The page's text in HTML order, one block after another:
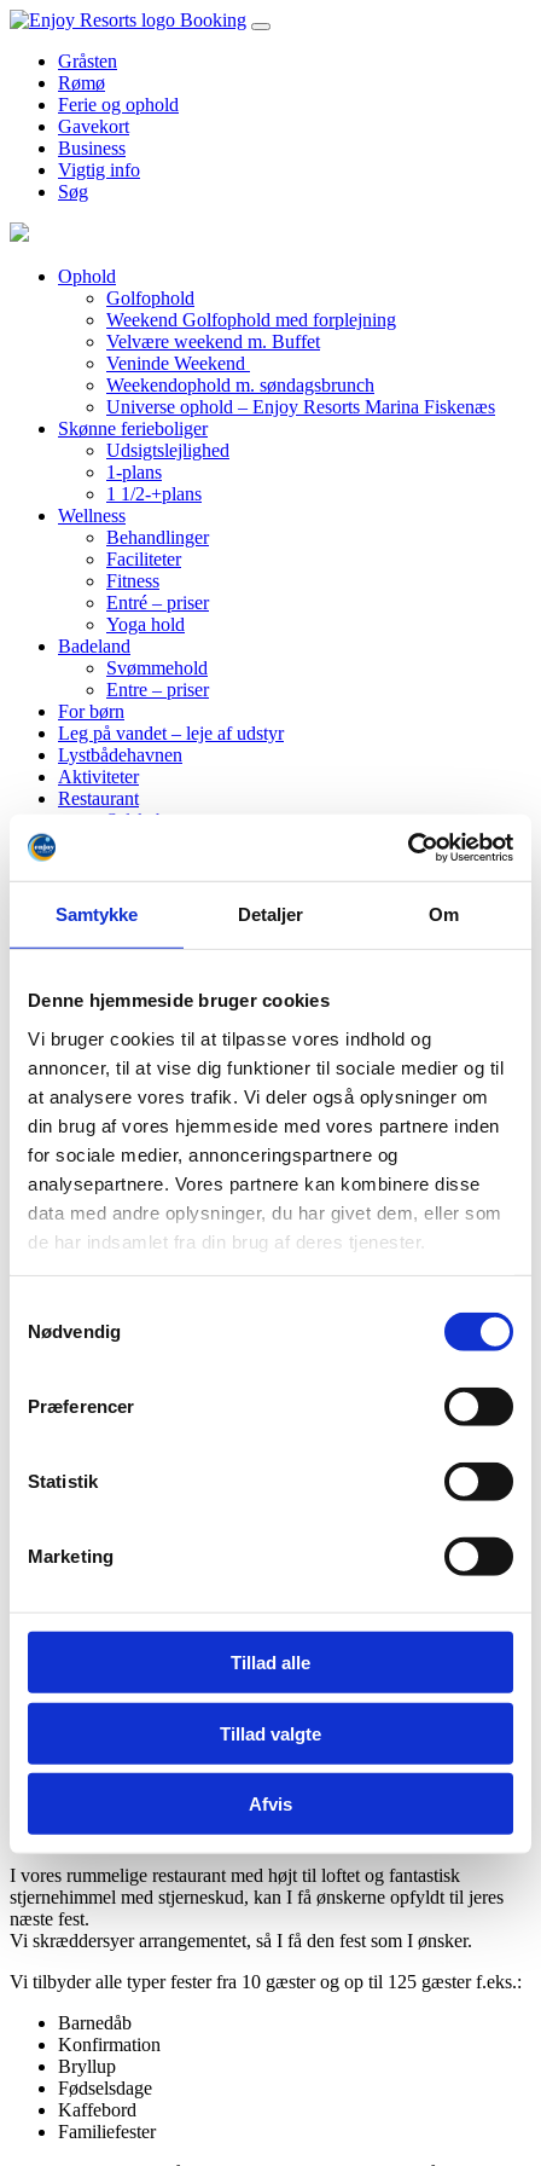
Samtykke Detaljer Om
Denne hjemmeside bruger cookies
Vi bruger cookies til at tilpasse vores indhold og
annoncer, til at vise dig funktioner til sociale medier og til
at analysere vores trafik. Vi deler også oplysninger om
din brug af vores hjemmeside med vores partnere inden
for sociale medier, annonceringspartnere og
analysepartnere. Vores partnere kan kombinere disse
data med andre oplysninger, du har givet dem, eller som
de har indsamlet fra din brug af deres tjenester.
Nødvendig
Præferencer
Statistik
Marketing
Tillad alle
Tillad valgte
Afvis
Booking
Gråsten
Rømø
Ferie og ophold
Gavekort
Business
Vigtig info
Søg
Ophold
Golfophold
Weekend Golfophold med forplejning
Velvære weekend m. Buffet
Veninde Weekend
Weekendophold m. søndagsbrunch
Universe ophold – Enjoy Resorts Marina Fiskenæs
Skønne ferieboliger
Udsigtslejlighed
1-plans
1 1/2-+plans
Wellness
Behandlinger
Faciliteter
Fitness
Entré – priser
Yoga hold
Badeland
Svømmehold
Entre – priser
For børn
Leg på vandet – leje af udstyr
Lystbådehavnen
Aktiviteter
Restaurant
Selskaber
RECEPTION 09:00 17:00
Marina Fiskenæs: 7365 0033
Rømø: 7475 5655
Ophold
Golfophold
Weekend Golfophold med forplejning
Velvære weekend m. Buffet
Veninde Weekend
Weekendophold m. søndagsbrunch
Universe ophold – Enjoy Resorts Marina Fiskenæs
Skønne ferieboliger
Udsigtslejlighed
Wellness
Fitness
Leg på vandet – leje af udstyr
Del denne side på facebook
Selskaber
Hold jeres næste fest under stjernehimmel
Family Time
I vores rummelige restaurant med højt til loftet og fantastisk
stjernehimmel med stjerneskud, kan I få ønskerne opfyldt til jeres
næste fest.
Vi skræddersyer arrangementet, så I få den fest som I ønsker.
Vi tilbyder alle typer fester fra 10 gæster og op til 125 gæster f.eks.:
Barnedåb
Konfirmation
Bryllup
Fødselsdage
Kaffebord
Familiefester